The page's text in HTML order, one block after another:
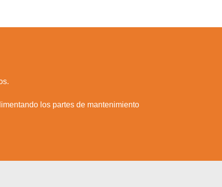
los partes de mantenimiento